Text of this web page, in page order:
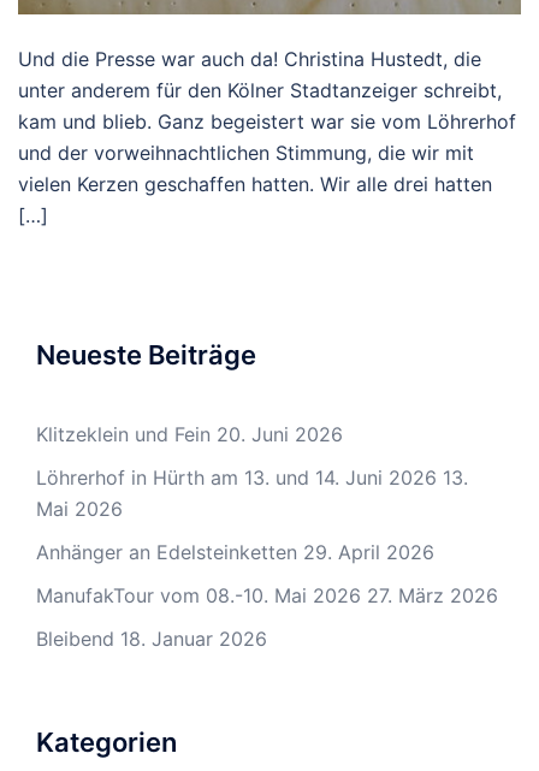
Und die Presse war auch da! Christina Hustedt, die
unter anderem für den Kölner Stadtanzeiger schreibt,
kam und blieb. Ganz begeistert war sie vom Löhrerhof
und der vorweihnachtlichen Stimmung, die wir mit
vielen Kerzen geschaffen hatten. Wir alle drei hatten
[…]
Neueste Beiträge
Klitzeklein und Fein 20. Juni 2026
Löhrerhof in Hürth am 13. und 14. Juni 2026 13.
Mai 2026
Anhänger an Edelsteinketten 29. April 2026
ManufakTour vom 08.-10. Mai 2026 27. März 2026
Bleibend 18. Januar 2026
Kategorien